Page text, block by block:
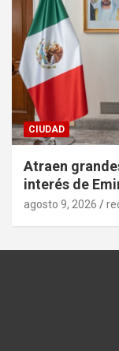
CIUDAD
Atraen
interés de
agosto 9, 2026